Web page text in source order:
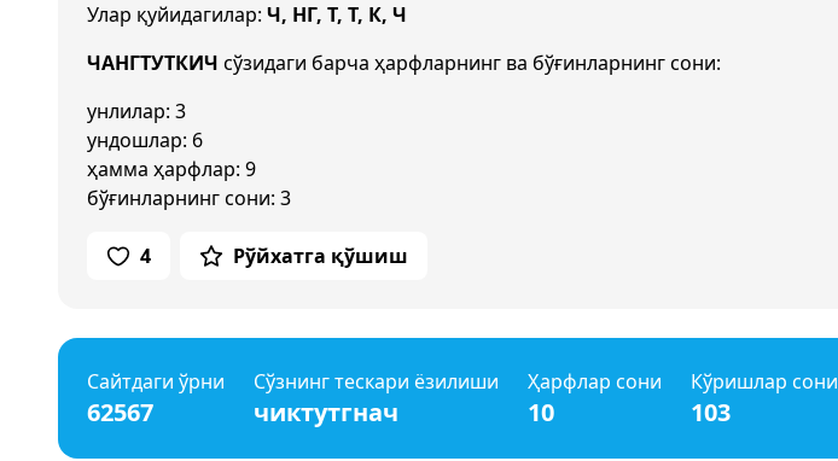
Улар қуйидагилар: Ч, НГ, Т, Т, К, Ч
ЧАНГТУТКИЧ сўзидаги барча ҳарфларнинг ва бўғинларнинг сони:
унлилар: 3
ундошлар: 6
ҳамма ҳарфлар: 9
бўғинларнинг сони: 3
4 Рўйхатга қўшиш
Сайтдаги ўрни
62567
Сўзнинг тескари ёзилиши
чиктутгнач
Ҳарфлар сони
10
Кўришлар сони
103